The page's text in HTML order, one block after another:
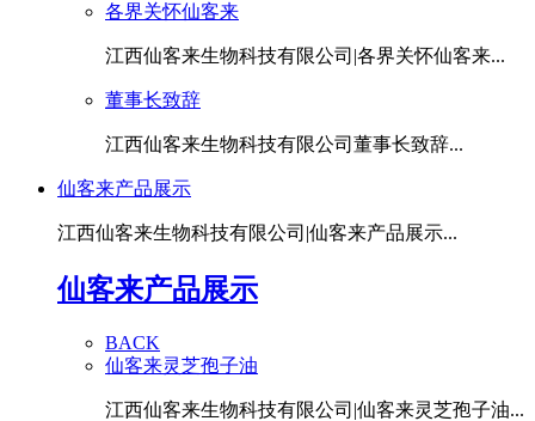
各界关怀仙客来
江西仙客来生物科技有限公司|各界关怀仙客来...
董事长致辞
江西仙客来生物科技有限公司董事长致辞...
仙客来产品展示
江西仙客来生物科技有限公司|仙客来产品展示...
仙客来产品展示
BACK
仙客来灵芝孢子油
江西仙客来生物科技有限公司|仙客来灵芝孢子油...